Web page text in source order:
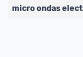
micro ondas